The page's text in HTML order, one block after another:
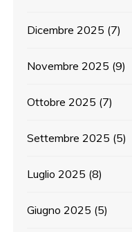
Dicembre 2025 (7)
Novembre 2025 (9)
Ottobre 2025 (7)
Settembre 2025 (5)
Luglio 2025 (8)
Giugno 2025 (5)